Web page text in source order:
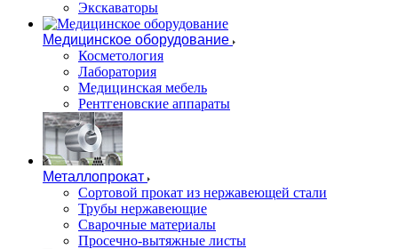
Экскаваторы
Медицинское оборудование
Косметология
Лаборатория
Медицинская мебель
Рентгеновские аппараты
Металлопрокат
Сортовой прокат из нержавеющей стали
Трубы нержавеющие
Сварочные материалы
Просечно-вытяжные листы